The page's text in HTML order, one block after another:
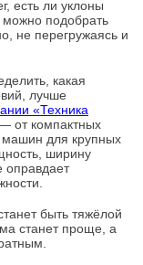
есть ли уклоны
можно подобрать
не перегружаясь и
какая
лучше
«Техника
от компактных
для крупных
ширину
оправдает
быть тяжёлой
станет проще, а